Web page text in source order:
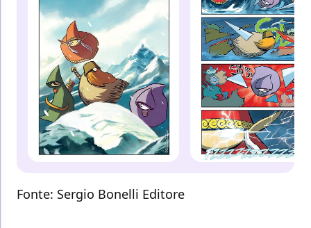
Fonte: Sergio Bonelli Editore